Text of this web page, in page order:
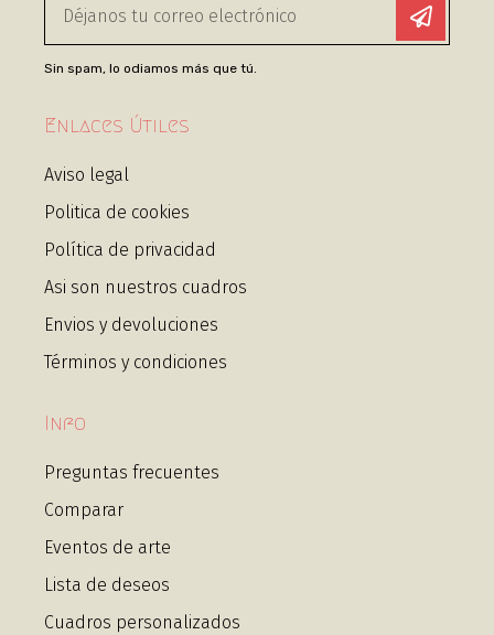
Sin spam, lo odiamos más que tú.
Enlaces Útiles
Aviso legal
Politica de cookies
Política de privacidad
Asi son nuestros cuadros
Envios y devoluciones
Términos y condiciones
Info
Preguntas frecuentes
Comparar
Eventos de arte
Lista de deseos
Cuadros personalizados